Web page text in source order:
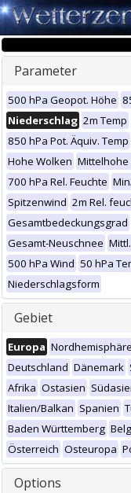
Parameter
500 hPa Geopot. Höhe
Niederschlag 2m Temp
850 hPa Pot. Äquiv. Temp
Hohe Wolken Mittelhohe
700 hPa Rel. Feuchte
Spitzenwind 2m Rel.
Gesamtbedeckungsgrad
Gesamt-Neuschnee
500 hPa Wind 50 hPa
Niederschlagsform
Gebiet
Europa Nordhemisphäre
Deutschland Dänemark
Afrika Ostasien
Italien/Balkan Spanien
Baden Württemberg
Österreich Osteuropa
Options